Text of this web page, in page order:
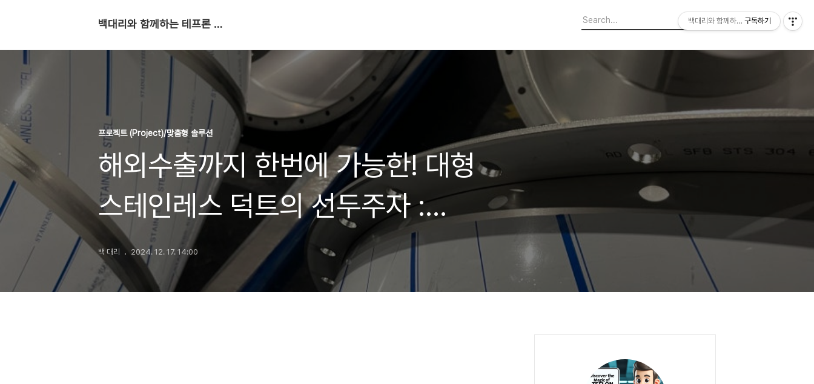
백대리와 함께하는 테프론 코팅의 세계 : 불소수지 이야기
프로젝트 (Project)/맞춤형 솔루션
해외수출까지 한번에 가능한! 대형
스테인레스 덕트의 선두주자 :
우진아이엔에스 천안공장
백 대리 2024. 12. 17. 14:00
백대리와 함께하는 테프론 코팅의 세계 :
구독하기